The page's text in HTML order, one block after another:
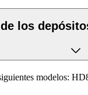
los
modelos: